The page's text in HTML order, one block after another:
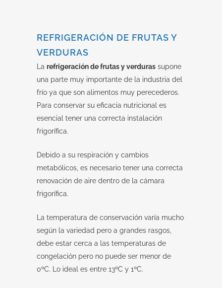
REFRIGERACIÓN DE FRUTAS Y
VERDURAS
La refrigeración de frutas y verduras supone
una parte muy importante de la industria del
frío ya que son alimentos muy perecederos.
Para conservar su eficacia nutricional es
esencial tener una correcta instalación
frigorífica.
Debido a su respiración y cambios
metabólicos, es necesario tener una correcta
renovación de aire dentro de la cámara
frigorífica.
La temperatura de conservación varía mucho
según la variedad pero a grandes rasgos,
debe estar cerca a las temperaturas de
congelación pero no puede ser menor de
0ºC. Lo ideal es entre 13ºC y 1ºC.